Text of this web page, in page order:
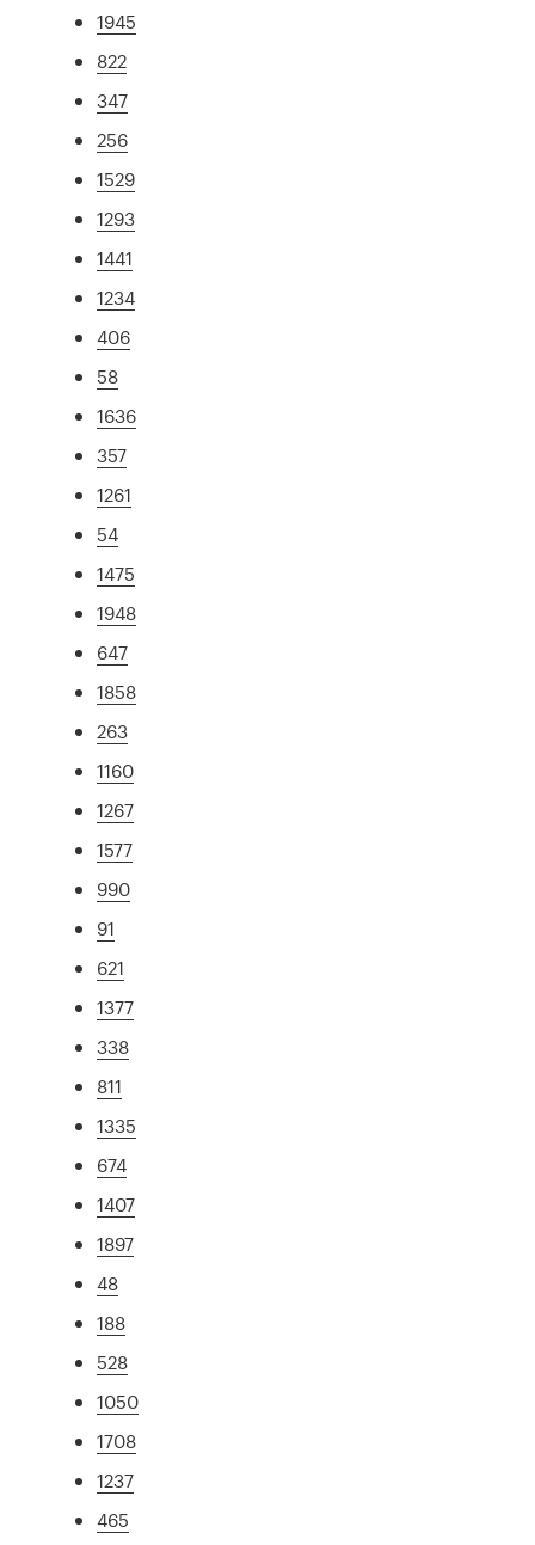
1945
822
347
256
1529
1293
1441
1234
406
58
1636
357
1261
54
1475
1948
647
1858
263
1160
1267
1577
990
91
621
1377
338
811
1335
674
1407
1897
48
188
528
1050
1708
1237
465